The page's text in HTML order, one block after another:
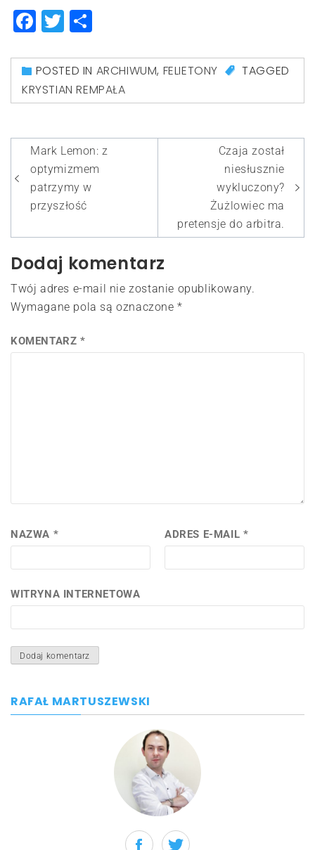
Facebook
Twitter
POSTED IN ARCHIWUM, FELIETONY
TAGGED
KRYSTIAN REMPAŁA
Nawigacja
wpisu
Mark Lemon: z
optymizmem
patrzymy w
przyszłość
Czaja został
niesłusznie
wykluczony?
Żużlowiec ma
pretensje do arbitra.
Dodaj komentarz
Twój adres e-mail nie zostanie opublikowany.
Wymagane pola są oznaczone*
KOMENTARZ *
NAZWA * ADRES E-MAIL *
WITRYNA INTERNETOWA
RAFAŁ MARTUSZEWSKI